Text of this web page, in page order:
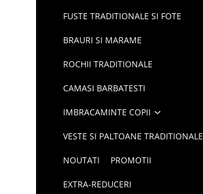
FUSTE TRADITIONALE SI FOTE
BRAURI SI MARAME
ROCHII TRADITIONALE
CAMASI BARBATESTI
IMBRACAMINTE COPII
VESTE SI PALTOANE TRADITIONALE
NOUTATI PROMOTII
EXTRA-REDUCERI